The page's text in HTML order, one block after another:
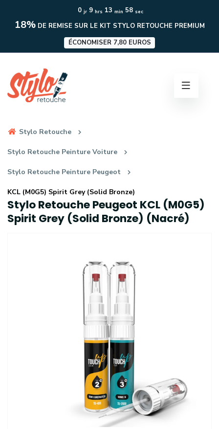
0 jr9 hrs 13 min 57 sec
18%DE REMISE SUR LE KIT STYLO RETOUCHE PREMIUM
ÉCONOMISER 7,80 EUROS
Stylo Retouche
Stylo Retouche Peinture Voiture
Stylo Retouche Peinture Peugeot
KCL (M0G5) Spirit Grey (Solid Bronze)
Stylo Retouche Peugeot KCL (M0G5)
Spirit Grey (Solid Bronze) (Nacré)